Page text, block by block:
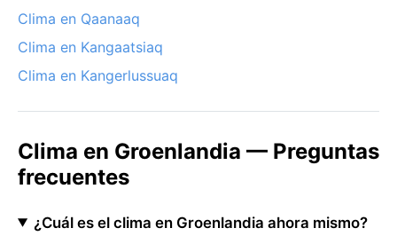
Clima en Qaanaaq
Clima en Kangaatsiaq
Clima en Kangerlussuaq
Clima en Groenlandia — Preguntas
frecuentes
¿Cuál es el clima en Groenlandia ahora mismo?